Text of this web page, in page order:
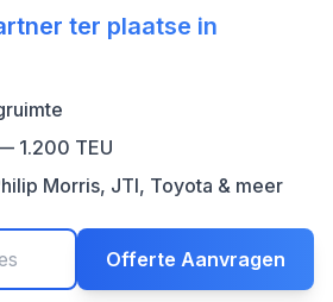
ter plaatse in
1.200 TEU
Morris, JTI, Toyota & meer
Offerte Aanvragen